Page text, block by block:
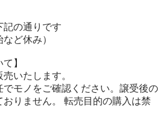
記の通りです
ど休み）
】
いたします。
モノをご確認ください。譲受後の
りません。 転売⽬的の購⼊は禁